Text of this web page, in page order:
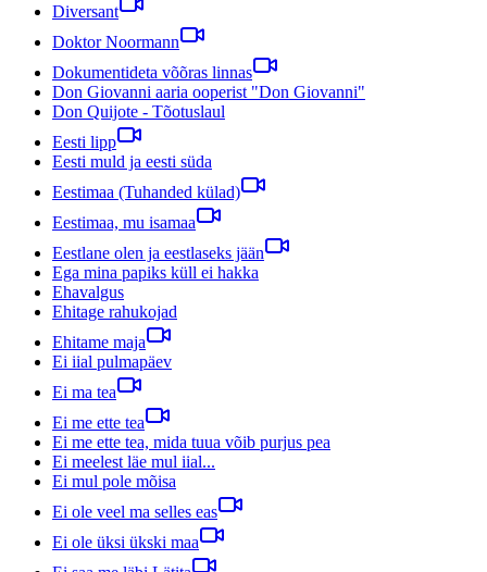
Diversant
Doktor Noormann
Dokumentideta võõras linnas
Don Giovanni aaria ooperist "Don Giovanni"
Don Quijote - Tõotuslaul
Eesti lipp
Eesti muld ja eesti süda
Eestimaa (Tuhanded külad)
Eestimaa, mu isamaa
Eestlane olen ja eestlaseks jään
Ega mina papiks küll ei hakka
Ehavalgus
Ehitage rahukojad
Ehitame maja
Ei iial pulmapäev
Ei ma tea
Ei me ette tea
Ei me ette tea, mida tuua võib purjus pea
Ei meelest läe mul iial...
Ei mul pole mõisa
Ei ole veel ma selles eas
Ei ole üksi ükski maa